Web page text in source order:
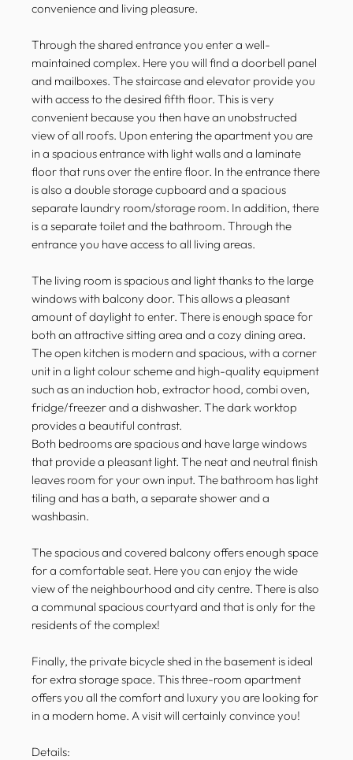
convenience and living pleasure.
Through the shared entrance you enter a well-
maintained complex. Here you will find a doorbell panel
and mailboxes. The staircase and elevator provide you
with access to the desired fifth floor. This is very
convenient because you then have an unobstructed
view of all roofs. Upon entering the apartment you are
in a spacious entrance with light walls and a laminate
floor that runs over the entire floor. In the entrance there
is also a double storage cupboard and a spacious
separate laundry room/storage room. In addition, there
is a separate toilet and the bathroom. Through the
entrance you have access to all living areas.
The living room is spacious and light thanks to the large
windows with balcony door. This allows a pleasant
amount of daylight to enter. There is enough space for
both an attractive sitting area and a cozy dining area.
The open kitchen is modern and spacious, with a corner
unit in a light colour scheme and high-quality equipment
such as an induction hob, extractor hood, combi oven,
fridge/freezer and a dishwasher. The dark worktop
provides a beautiful contrast.
Both bedrooms are spacious and have large windows
that provide a pleasant light. The neat and neutral finish
leaves room for your own input. The bathroom has light
tiling and has a bath, a separate shower and a
washbasin.
The spacious and covered balcony offers enough space
for a comfortable seat. Here you can enjoy the wide
view of the neighbourhood and city centre. There is also
a communal spacious courtyard and that is only for the
residents of the complex!
Finally, the private bicycle shed in the basement is ideal
for extra storage space. This three-room apartment
offers you all the comfort and luxury you are looking for
in a modern home. A visit will certainly convince you!
Details: